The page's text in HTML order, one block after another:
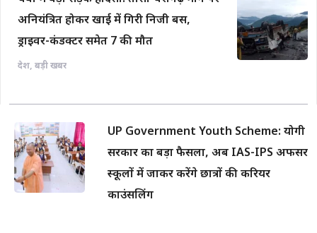
अनियंत्रित होकर खाई में गिरी निजी बस,
ड्राइवर-कंडक्टर समेत 7 की मौत
देश, बड़ी खबर
UP Government Youth Scheme: योगी
सरकार का बड़ा फैसला, अब IAS-IPS अफसर
स्कूलों में जाकर करेंगे छात्रों की करियर
काउंसलिंग